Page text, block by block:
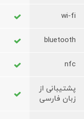
wi-fi
bluetooth
nfc
پشتیبانی از
زبان فارسی